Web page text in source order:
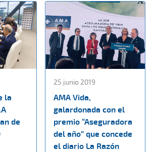
la
de
25 junio 2019
AMA Vida,
galardonada con el
premio “Aseguradora
del año” que concede
el diario La Razón